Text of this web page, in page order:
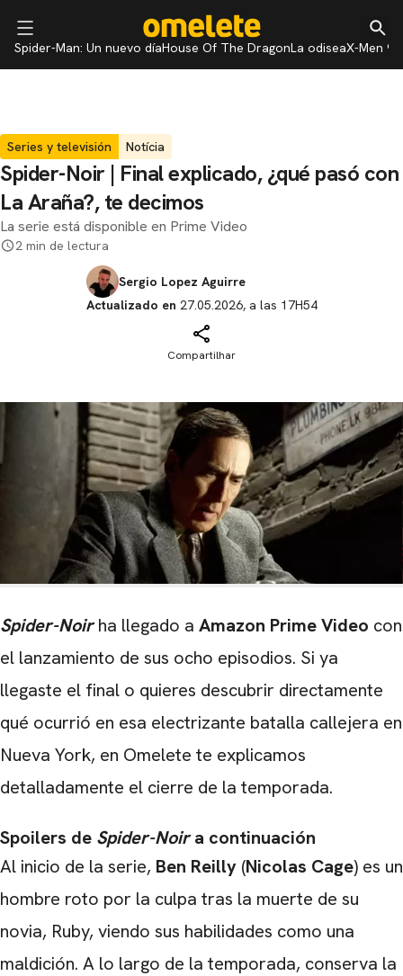
Spider-Man: Un nuevo díaHouse Of The DragonLa odiseaX-Men 97
Series y televisión Notícia
Spider-Noir | Final explicado, ¿qué pasó con
La Araña?, te decimos
La serie está disponible en Prime Video
2 min de lectura
Sergio Lopez Aguirre
Actualizado en 27.05.2026, a las 17H54
Compartilhar
Spider-Noirha llegado a Amazon Prime Video con
el lanzamiento de sus ocho episodios. Si ya
llegaste el final o quieres descubrir directamente
qué ocurrió en esa electrizante batalla callejera en
Nueva York, en Omelete te explicamos
detalladamente el cierre de la temporada.
Spoilers de Spider-Noira continuación
Al inicio de la serie, Ben Reilly (Nicolas Cage) es un
hombre roto por la culpa tras la muerte de su
novia, Ruby, viendo sus habilidades como una
maldición. A lo largo de la temporada, conserva la